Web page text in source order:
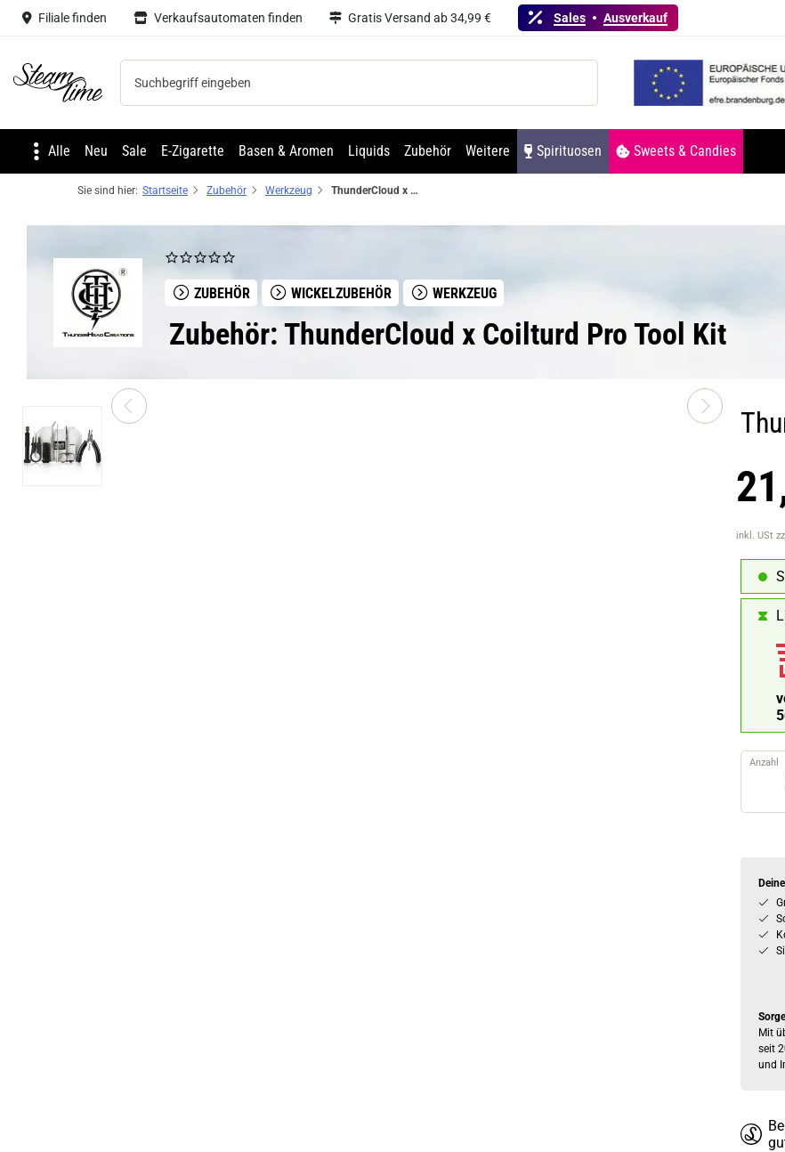
Filiale finden Verkaufsautomaten finden Gratis Versand ab 34,99 € Sales Ausverkauf
Steam time
Alle Neu Sale E-Zigarette Basen & Aromen Liquids Zubehör Weitere Spirituosen Sweets & Candies
Sie sind hier: Startseite Zubehör Werkzeug ThunderCloud x Coilturd Pro Tool Kit
ZUBEHÖR WICKELZUBEHÖR WERKZEUG
Zubehör: ThunderCloud x Coilturd Pro Tool Kit
inkl. USt
Anzahl
Mit
seit
und